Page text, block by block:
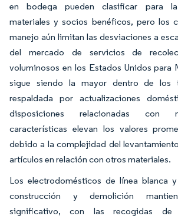
en bodega pueden clasificar para
materiales y socios benéficos, pero los
manejo aún limitan las desviaciones a
del mercado de servicios de
voluminosos en los Estados Unidos para
sigue siendo la mayor dentro de los
respaldada por actualizaciones
disposiciones relacionadas con
características elevan los valores
debido a la complejidad del
artículos en relación con otros materiales.
Los electrodomésticos de línea blanca
construcción y demolición
significativo, con las recogidas de